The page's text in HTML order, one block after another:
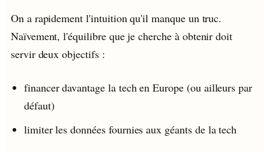
On a rapidement l'intuition qu'il manque un truc.
Naïvement, l'équilibre que je cherche à obtenir doit
servir deux objectifs :
financer davantage la tech en Europe (ou ailleurs par
défaut)
limiter les données fournies aux géants de la tech